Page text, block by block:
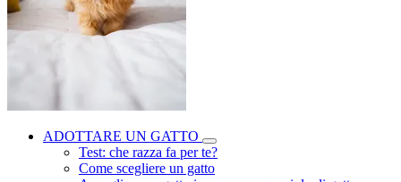
ADOTTARE UN GATTO
Test: che razza fa per te?
Come scegliere un gatto